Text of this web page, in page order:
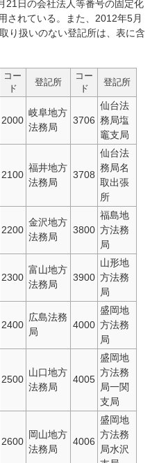
21日の会社法人等番号の固定化
されている。また、2012年5月
り扱いのない登記所は、表に含
コー
ド
登記所
コー
ド
登記所
2000
岐阜地方
法務局
3706
仙台法
務局塩
竈支局
2100
福井地方
法務局
3708
仙台法
務局名
取出張
所
2200
金沢地方
法務局
3800
福島地
方法務
局
2300
富山地方
法務局
3900
山形地
方法務
局
2400
広島法務
局
4000
盛岡地
方法務
局
2500
山口地方
法務局
4005
盛岡地
方法務
局一関
支局
2600
岡山地方
法務局
4006
盛岡地
方法務
局水沢